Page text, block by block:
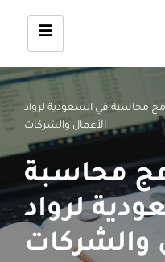
10 برامج محاسبة في السعودية لرواد
الأعمال والشركات
برامج محاسبة
لرواد
والشركات